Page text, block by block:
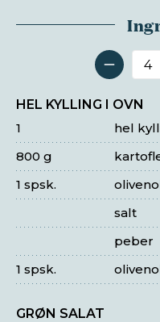
HEL KYLLING I OVN
hel
1
800 g
1 spsk.
salt
peber
1 spsk.
GRØN SALAT